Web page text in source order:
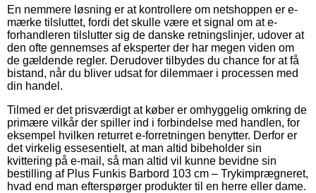
En nemmere løsning er at kontrollere om netshoppen er e-
mærke tilsluttet, fordi det skulle være et signal om at e-
forhandleren tilslutter sig de danske retningslinjer, udover at
den ofte gennemses af eksperter der har megen viden om
de gældende regler. Derudover tilbydes du chance for at få
bistand, når du bliver udsat for dilemmaer i processen med
din handel.
Tilmed er det prisværdigt at køber er omhyggelig omkring de
primære vilkår der spiller ind i forbindelse med handlen, for
eksempel hvilken returret e-forretningen benytter. Derfor er
det virkelig essesentielt, at man altid bibeholder sin
kvittering på e-mail, så man altid vil kunne bevidne sin
bestilling af Plus Funkis Barbord 103 cm – Trykimprægneret,
hvad end man efterspørger produkter til en herre eller dame.